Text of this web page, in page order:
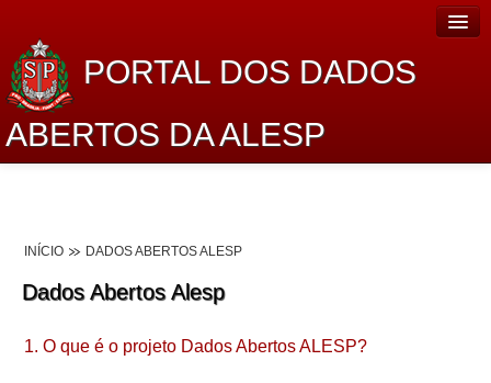
PORTAL DOS DADOS
ABERTOS DA ALESP
Lei de Acesso à Informação
Dados Governamentais Abertos
INÍCIO DADOS ABERTOS ALESP
Dados Abertos Alesp
1. O que é o projeto Dados Abertos ALESP?